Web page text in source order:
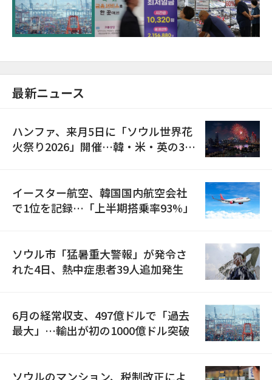
が初の1000億ドル突破
最新ニュース
ハンファ、来月5日に「ソウル世界花
火祭り2026」開催…韓・米・英の3カ
イースター航空、韓国国内航空会社
で1位を記録…「上半期搭乗率93%」
ソウル市「猛暑重大警報」が発令さ
れた4日、熱中症患者39人追加発生
6月の経常収支、497億ドルで「過去
最大」…輸出が初の1000億ドル突破
ソウルのマンション、税制改正によ